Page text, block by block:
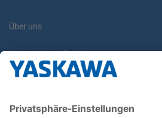
Über uns
Yaskawa Europe GmbH
Karriere
Newsletter